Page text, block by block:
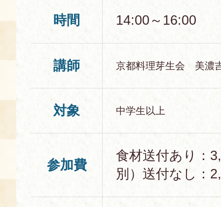
時間 14:00～16:00
講師 京都料理芽生会 美濃
対象 中学生以上
参加費
食材送付あり：
別）送付なし：